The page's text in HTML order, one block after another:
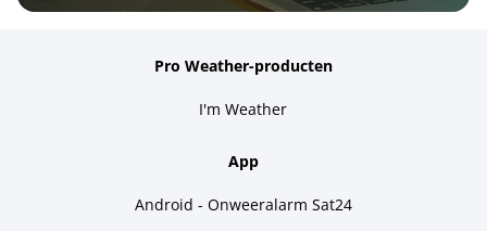
Pro Weather-producten
I'm Weather
App
Android - Onweeralarm Sat24